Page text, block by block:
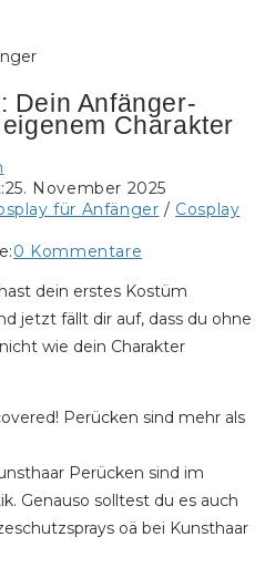
Dein Anfänger-
Charakter
25. November 2025
für Anfänger / Cosplay
0 Kommentare
dein erstes Kostüm
jetzt fällt dir auf, dass du ohne
wie dein Charakter
Perücken sind mehr als
Perücken sind im
Genauso solltest du es auch
oä bei Kunsthaar